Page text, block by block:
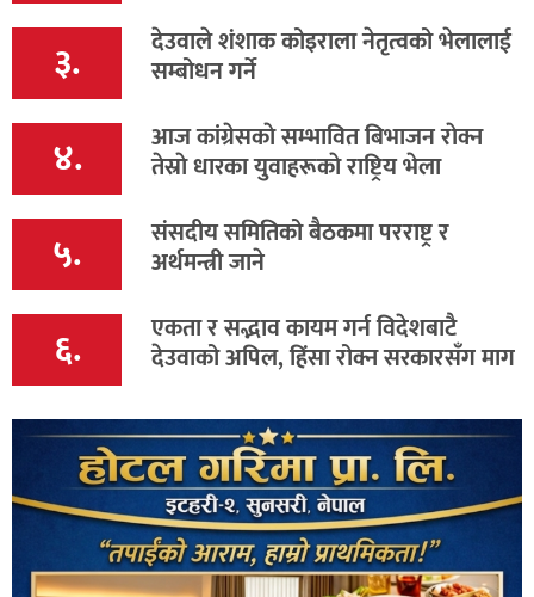
३. देउवाले शंशाक कोइराला नेतृत्वको भेलालाई
सम्बोधन गर्ने
४. आज कांग्रेसकाे सम्भावित बिभाजन राेक्न
तेस्राे धारका युवाहरूकाे राष्ट्रिय भेला
५. संसदीय समितिको बैठकमा परराष्ट्र र
अर्थमन्त्री जाने
६. एकता र सद्भाव कायम गर्न विदेशबाटै
देउवाको अपिल, हिंसा रोक्न सरकारसँग माग